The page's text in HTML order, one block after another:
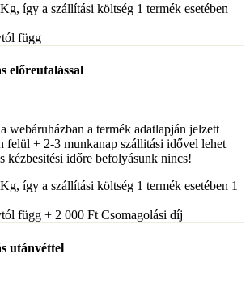
Kg, így a szállítási költség 1 termék esetében
függ
előreutalással
webáruházban a termék adatlapján jelzett
felül + 2-3 munkanap szállitási idővel lehet
kézbesitési időre befolyásunk nincs!
Kg, így a szállítási költség 1 termék esetében 1
függ + 2 000 Ft Csomagolási díj
utánvéttel